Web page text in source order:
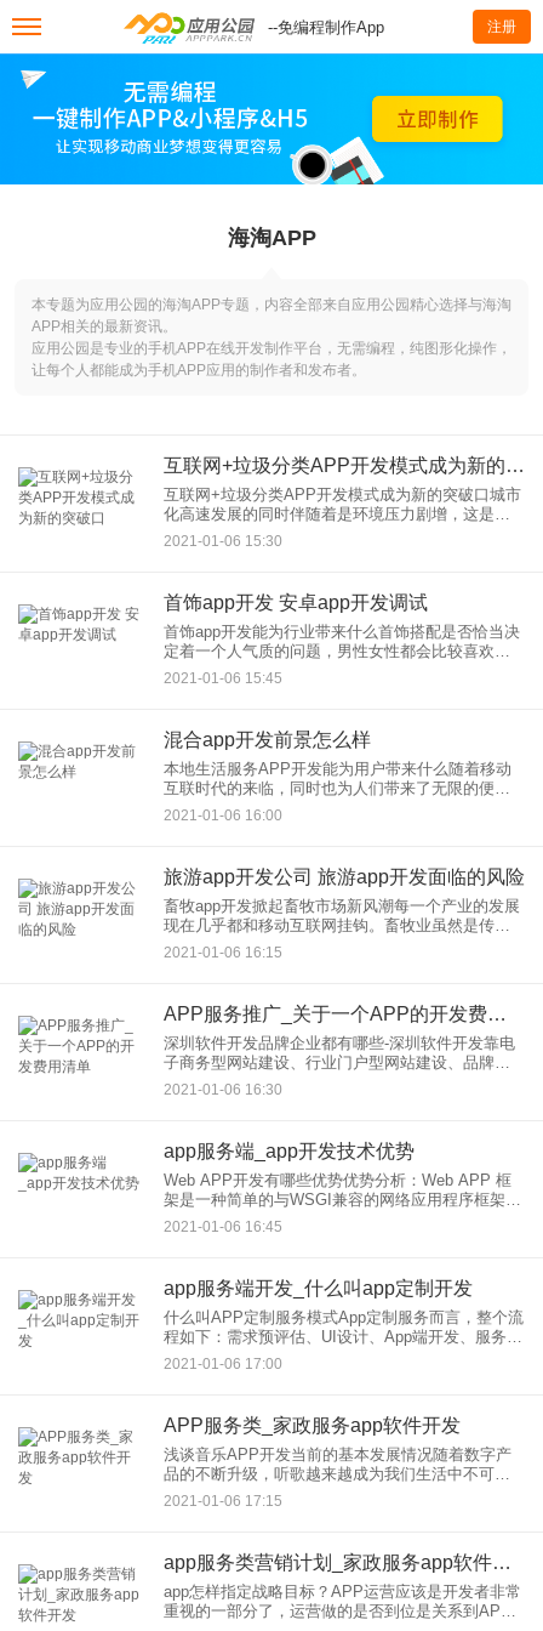
--免编程制作App 注册
海淘APP
本专题为应用公园的海淘APP专题，内容全部来自应用公园精心选择与海淘
APP相关的最新资讯。
应用公园是专业的手机APP在线开发制作平台，无需编程，纯图形化操作，
让每个人都能成为手机APP应用的制作者和发布者。
互联网+垃圾分类APP开发模式成为新的突破口
互联网+垃圾分类APP开发模式成为新的突破口城市
化高速发展的同时伴随着是环境压力剧增，这是双
面性的。将会打开不一样的局面。这个具有超千万
人口的重点城市，当然这是预估计，具体数据有待
2021-01-06 15:30
首饰app开发 安卓app开发调试
首饰app开发能为行业带来什么首饰搭配是否恰当决
定着一个人气质的问题，男性女性都会比较喜欢佩
戴首饰。传统的首饰市场局限性比较大，有很多东
西是没有办法去实现的。首饰app开发能改善传统首
2021-01-06 15:45
混合app开发前景怎么样
本地生活服务APP开发能为用户带来什么随着移动
互联时代的来临，同时也为人们带来了无限的便
利。本地生活服务APP开发公司专家称，使得人们
的生活习惯开始向移动端转移，由于人们的需求，
2021-01-06 16:00
旅游app开发公司 旅游app开发面临的风险
畜牧app开发掀起畜牧市场新风潮每一个产业的发展
现在几乎都和移动互联网挂钩。畜牧业虽然是传统
的行业，但是结合移动互联网发展也是惊喜不断
的。畜牧app开发为畜牧产业提供了便捷性，有效弥
2021-01-06 16:15
APP服务推广_关于一个APP的开发费用清单
深圳软件开发品牌企业都有哪些-深圳软件开发靠电
子商务型网站建设、行业门户型网站建设、品牌建
立型网站建设方面技术独到，从网站设计的前期定
位策划分析到极富创意的网站设计，网站建设事后
2021-01-06 16:30
app服务端_app开发技术优势
Web APP开发有哪些优势优势分析：Web APP 框
架是一种简单的与WSGI兼容的网络应用程序框架，
可以与 APP Engine 配合使用。网络服务器支持任
何使用 CGI 的 Python应用程序
2021-01-06 16:45
app服务端开发_什么叫app定制开发
什么叫APP定制服务模式App定制服务而言，整个流
程如下：需求预评估、UI设计、App端开发、服务端
开发、接口联调和测试验收。通俗点说来就是客户
不需要懂技术，有对App的构想，APICloud就能做
2021-01-06 17:00
APP服务类_家政服务app软件开发
浅谈音乐APP开发当前的基本发展情况随着数字产
品的不断升级，听歌越来越成为我们生活中不可缺
少的一部分。而是随着用户的要求变化而变
化。 一、 1、播放设置：用户可以根据自己
2021-01-06 17:15
app服务类营销计划_家政服务app软件开发
app怎样指定战略目标？APP运营应该是开发者非常
重视的一部分了，运营做的是否到位是关系到APP